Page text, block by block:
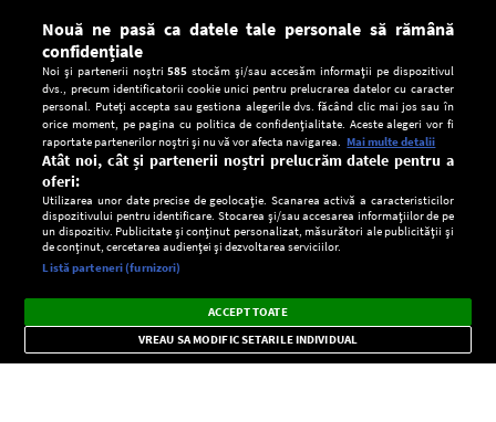
CONFIDENŢIALITATE
Setări:
Dark
Mode
Radio live, podcasturi, știri și alerte
importante.
×
Nouă ne pasă ca datele tale personale să rămână
confidențiale
Noi și partenerii noștri585 stocăm și/sau accesăm informații pe dispozitivul
dvs., precum identificatorii cookie unici pentru prelucrarea datelor cu caracter
personal. Puteți accepta sau gestiona alegerile dvs. făcând clic mai jos sau în
orice moment, pe pagina cu politica de confidențialitate. Aceste alegeri vor fi
raportate partenerilor noștri și nu vă vor afecta navigarea. Mai multe detalii
Atât noi, cât și partenerii noștri prelucrăm datele pentru a
oferi:
Utilizarea unor date precise de geolocație. Scanarea activă a caracteristicilor
dispozitivului pentru identificare. Stocarea și/sau accesarea informațiilor de pe
un dispozitiv. Publicitate și conținut personalizat, măsurători ale publicității și
de conținut, cercetarea audienței și dezvoltarea serviciilor.
Listă parteneri (furnizori)
ACCEPT TOATE
VREAU SA MODIFIC SETARILE INDIVIDUAL